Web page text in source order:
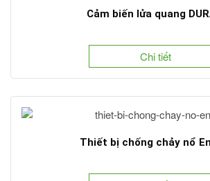
Cảm biến lửa quang
Chi tiết
Thiết bị chống chảy nổ